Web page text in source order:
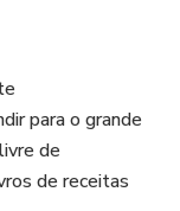
você não ficar
festa de
de verdade.
para o grande
de
de receitas